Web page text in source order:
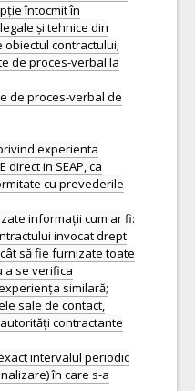
întocmit în
și tehnice din
contractului;
de proces-verbal la
de proces-verbal de
experienta
direct in SEAP, ca
cu prevederile
informații cum ar fi:
invocat drept
să fie furnizate toate
se verifica
similară;
sale de contact,
contractante
intervalul periodic
în care s-a